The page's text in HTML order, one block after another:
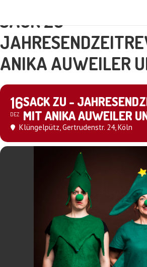
SACK ZU -
ANIKA AUWEILER
16
DEZ
SACK ZU -
MIT ANIKA AUWEILER
Klüngelpütz, Gertrudenstr. 24, Köln